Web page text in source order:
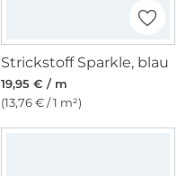
Strickstoff Sparkle, blau
19,95 € / m
(13,76 € / 1 m²)